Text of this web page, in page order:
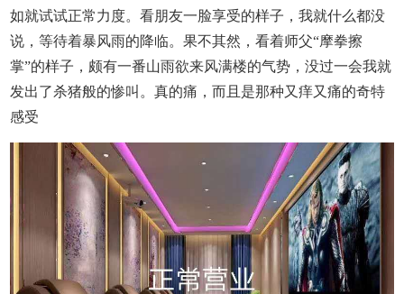
如就试试正常力度。看朋友一脸享受的样子，我就什么都没
说，等待着暴风雨的降临。果不其然，看着师父“摩拳擦
掌”的样子，颇有一番山雨欲来风满楼的气势，没过一会我就
发出了杀猪般的惨叫。真的痛，而且是那种又痒又痛的奇特
感受